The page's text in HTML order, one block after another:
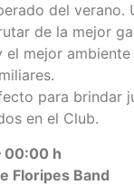
del verano.
de la mejor
el mejor
para brindar
en el Club.
00:00 h
Floripes Band